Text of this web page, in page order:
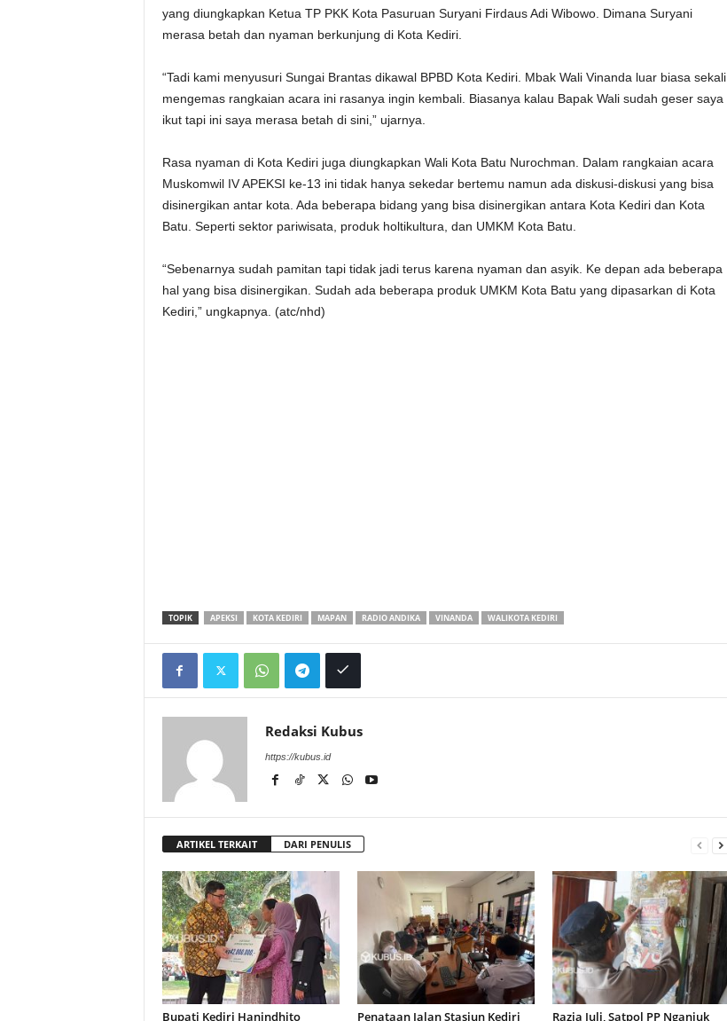
yang diungkapkan Ketua TP PKK Kota Pasuruan Suryani Firdaus Adi Wibowo. Dimana Suryani
merasa betah dan nyaman berkunjung di Kota Kediri.
“Tadi kami menyusuri Sungai Brantas dikawal BPBD Kota Kediri. Mbak Wali Vinanda luar biasa sekali
mengemas rangkaian acara ini rasanya ingin kembali. Biasanya kalau Bapak Wali sudah geser saya
ikut tapi ini saya merasa betah di sini,” ujarnya.
Rasa nyaman di Kota Kediri juga diungkapkan Wali Kota Batu Nurochman. Dalam rangkaian acara
Muskomwil IV APEKSI ke-13 ini tidak hanya sekedar bertemu namun ada diskusi-diskusi yang bisa
disinergikan antar kota. Ada beberapa bidang yang bisa disinergikan antara Kota Kediri dan Kota
Batu. Seperti sektor pariwisata, produk holtikultura, dan UMKM Kota Batu.
“Sebenarnya sudah pamitan tapi tidak jadi terus karena nyaman dan asyik. Ke depan ada beberapa
hal yang bisa disinergikan. Sudah ada beberapa produk UMKM Kota Batu yang dipasarkan di Kota
Kediri,” ungkapnya. (atc/nhd)
TOPIK APEKSI KOTA KEDIRI MAPAN RADIO ANDIKA VINANDA WALIKOTA KEDIRI
Redaksi Kubus
https://kubus.id
ARTIKEL TERKAIT DARI PENULIS
Bupati Kediri Hanindhito Penataan Jalan Stasiun Kediri Razia Juli, Satpol PP Nganjuk